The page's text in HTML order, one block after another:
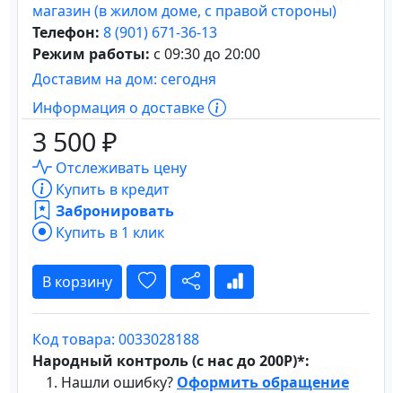
магазин (в жилом доме, с правой стороны)
Телефон: 8 (901) 671-36-13
Режим работы: с 09:30 до 20:00
Доставим на дом: сегодня
Информация о доставке
3 500 ₽
Отслеживать цену
Купить в кредит
Забронировать
Купить в 1 клик
В корзину
Код товара: 0033028188
Народный контроль (с нас до 200Р)*:
Нашли ошибку? Оформить обращение